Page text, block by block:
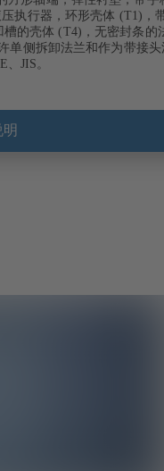
执行器，环形壳体 (T1)，
的壳体 (T4)，无密封条的
单侧拆卸法兰和作为带接头
JIS。